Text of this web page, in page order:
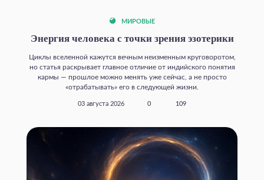
МИРОВЫЕ
Энергия человека с точки зрения эзотерики
Циклы вселенной кажутся вечным неизменным круговоротом,
но статья раскрывает главное отличие от индийского понятия
кармы — прошлое можно менять уже сейчас, а не просто
«отрабатывать» его в следующей жизни.
03 августа 2026 0 109